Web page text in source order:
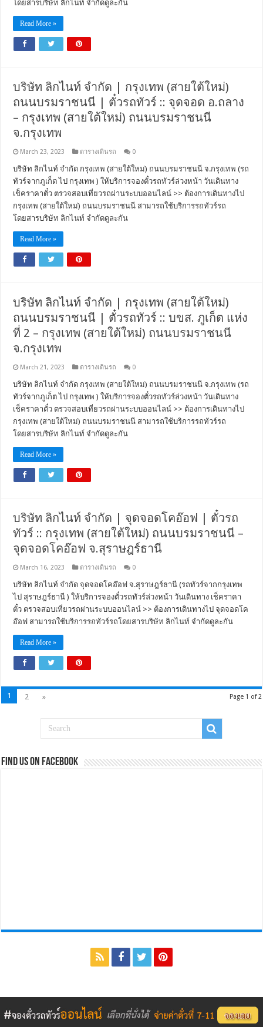
โดยสารบริษัท ลิกไนท์ จำกัดดูละกัน
Read More »
บริษัท ลิกไนท์ จำกัด | กรุงเทพ (สายใต้ใหม่)
ถนนบรมราชนนี | ตั๋วรถทัวร์ :: จุดจอด อ.ถลาง
– กรุงเทพ (สายใต้ใหม่) ถนนบรมราชนนี
จ.กรุงเทพ
March 23, 2023 ตารางเดินรถ 0
บริษัท ลิกไนท์ จำกัด กรุงเทพ (สายใต้ใหม่) ถนนบรมราชนนี จ.กรุงเทพ (รถ
ทัวร์จากภูเก็ต ไป กรุงเทพ ) ให้บริการจองตั๋วรถทัวร์ล่วงหน้า วันเดินทาง
เช็คราคาตั๋ว ตรวจสอบเที่ยวรถผ่านระบบออนไลน์ >> ต้องการเดินทางไป
กรุงเทพ (สายใต้ใหม่) ถนนบรมราชนนี สามารถใช้บริการรถทัวร์รถ
โดยสารบริษัท ลิกไนท์ จำกัดดูละกัน
Read More »
บริษัท ลิกไนท์ จำกัด | กรุงเทพ (สายใต้ใหม่)
ถนนบรมราชนนี | ตั๋วรถทัวร์ :: บขส. ภูเก็ต แห่ง
ที่ 2 – กรุงเทพ (สายใต้ใหม่) ถนนบรมราชนนี
จ.กรุงเทพ
March 21, 2023 ตารางเดินรถ 0
บริษัท ลิกไนท์ จำกัด กรุงเทพ (สายใต้ใหม่) ถนนบรมราชนนี จ.กรุงเทพ (รถ
ทัวร์จากภูเก็ต ไป กรุงเทพ ) ให้บริการจองตั๋วรถทัวร์ล่วงหน้า วันเดินทาง
เช็คราคาตั๋ว ตรวจสอบเที่ยวรถผ่านระบบออนไลน์ >> ต้องการเดินทางไป
กรุงเทพ (สายใต้ใหม่) ถนนบรมราชนนี สามารถใช้บริการรถทัวร์รถ
โดยสารบริษัท ลิกไนท์ จำกัดดูละกัน
Read More »
บริษัท ลิกไนท์ จำกัด | จุดจอดโคอ๊อฟ | ตั๋วรถ
ทัวร์ :: กรุงเทพ (สายใต้ใหม่) ถนนบรมราชนนี –
จุดจอดโคอ๊อฟ จ.สุราษฎร์ธานี
March 16, 2023 ตารางเดินรถ 0
บริษัท ลิกไนท์ จำกัด จุดจอดโคอ๊อฟ จ.สุราษฎร์ธานี (รถทัวร์จากกรุงเทพ
ไป สุราษฎร์ธานี ) ให้บริการจองตั๋วรถทัวร์ล่วงหน้า วันเดินทาง เช็คราคา
ตั๋ว ตรวจสอบเที่ยวรถผ่านระบบออนไลน์ >> ต้องการเดินทางไป จุดจอดโค
อ๊อฟ สามารถใช้บริการรถทัวร์รถโดยสารบริษัท ลิกไนท์ จำกัดดูละกัน
Read More »
Page 1 of 2
1 2 »
Find us on Facebook